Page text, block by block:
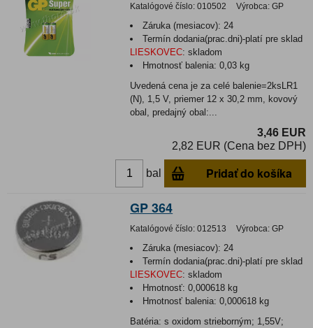
Katalógové číslo: 010502 Výrobca: GP
Záruka (mesiacov): 24
Termín dodania(prac.dni)-platí pre sklad
LIESKOVEC: skladom
Hmotnosť balenia:0,03 kg
Uvedená cena je za celé balenie=2ksLR1
(N), 1,5 V, priemer 12 x 30,2 mm, kovový
obal, predajný obal:...
3,46 EUR
2,82 EUR (Cena bez DPH)
bal Pridať do košíka
GP 364
Katalógové číslo: 012513 Výrobca: GP
Záruka (mesiacov): 24
Termín dodania(prac.dni)-platí pre sklad
LIESKOVEC: skladom
Hmotnosť:0,000618 kg
Hmotnosť balenia:0,000618 kg
Batéria: s oxidom strieborným; 1,55V;